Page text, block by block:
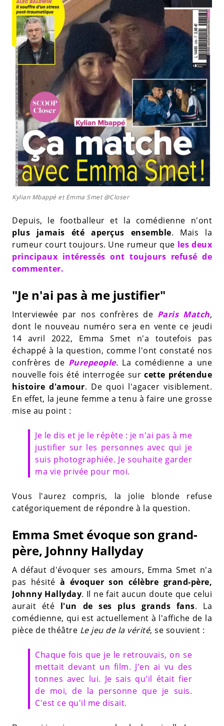
Kylian Mbappé et Emma Smet @Closer
Depuis, le footballeur et la comédienne n'ont
plus jamais été aperçus ensemble. Mais la
rumeur court toujours. Une rumeur que les deux
principaux intéressés ont toujours refusé de
commenter.
"Je n'ai pas à me justifier"
Interviewée par nos confrères de Paris Match,
dont le nouveau numéro sera en vente ce jeudi
14 avril 2022, Emma Smet n'a toutefois pas
échappé à la question, comme l'ont constaté nos
confrères de Purepeople. La comédienne a une
nouvelle fois été interrogée sur cette prétendue
histoire d'amour. De quoi l'agacer visiblement.
En effet, la jeune femme a tenu à faire une grosse
mise au point :
Je le dis et je le répète : je n'ai pas à me
justifier sur les personnes avec qui je
suis photographiée. Je souhaite garder
ma vie privée pour moi.
Vous l'aurez compris, la jolie blonde refuse
catégoriquement de répondre à la question.
Emma Smet évoque son grand-
père, Johnny Hallyday
A défaut d'évoquer ses amours, Emma Smet n'a
pas hésité à évoquer son célèbre grand-père,
Johnny Hallyday. Il ne fait aucun doute que celui
aurait été l'un de ses plus grands fans. La
comédienne, qui est actuellement à l'affiche de la
pièce de théâtre Le jeu de la vérité, se souvient :
Chaque fois que je le retrouvais, on se
mettait devant un film. J'en ai vu des
tonnes avec lui. Je sais qu'il était fier
de moi, de la personne que je suis.
C'est ce qu'il me disait.